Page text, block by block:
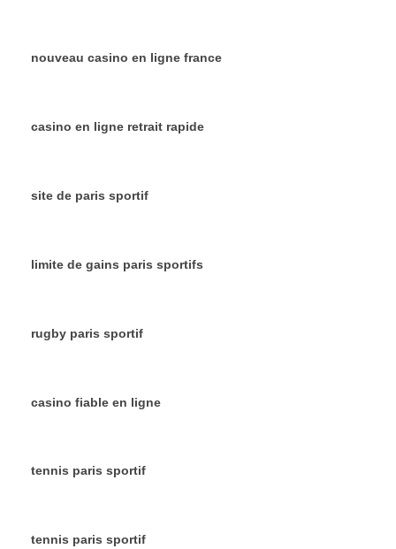
nouveau casino en ligne france
casino en ligne retrait rapide
site de paris sportif
limite de gains paris sportifs
rugby paris sportif
casino fiable en ligne
tennis paris sportif
tennis paris sportif